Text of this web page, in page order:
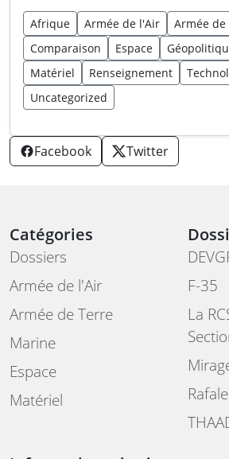
Afrique Armée de l'Air
Armée de
Comparaison
Espace
Matériel
Renseignement
Uncategorized
Facebook Twitter
Catégories
Dossiers
Armée de l'Air
Armée de Terre
Marine
Espace
Matériel
F-35
La
Rafale